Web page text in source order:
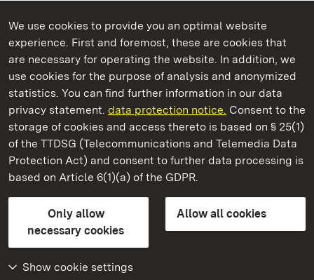
We use cookies to provide you an optimal website
experience. First and foremost, these are cookies that
are necessary for operating the website. In addition, we
use cookies for the purpose of analysis and anonymized
statistics. You can find further information in our data
privacy statement. data protection notice. Consent to the
storage of cookies and access thereto is based on § 25(1)
of the TTDSG (Telecommunications and Telemedia Data
Protection Act) and consent to further data processing is
based on Article 6(1)(a) of the GDPR.
Only allow
necessary cookies
Allow all cookies
Show cookie settings
State Palaces and Gardens of Baden-Wuerttemberg
Maulbronn Monastery
State Palaces and Gardens of Baden-Wuerttemberg
Contact usFAQMasthead
Declaration on barrier-free access
BITV-konform (geprüfte Seiten)